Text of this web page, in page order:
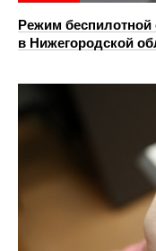
Режим беспилотной
в Нижегородской